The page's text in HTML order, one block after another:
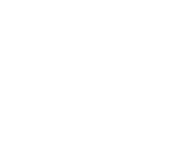
und globalem Klimaschutz. Im
und Klima: https://allianz-